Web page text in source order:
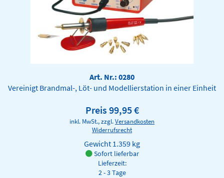
Art. Nr.: 0280
Vereinigt Brandmal-, Löt- und Modellierstation in einer Einheit
Preis 99,95 €
inkl. MwSt., zzgl.Versandkosten
Widerrufsrecht
Gewicht 1.359 kg
Sofort lieferbar
Lieferzeit:
2 - 3 Tage